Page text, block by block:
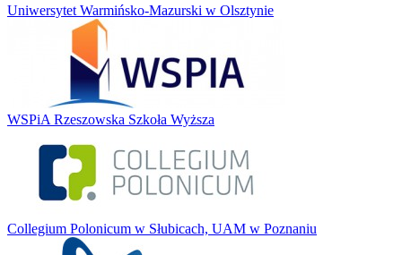
Uniwersytet Warmińsko-Mazurski w Olsztynie
WSPiA Rzeszowska Szkoła Wyższa
Collegium Polonicum w Słubicach, UAM w Poznaniu